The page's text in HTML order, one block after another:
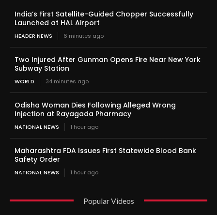
India’s First Satellite-Guided Chopper Successfully
Launched at HAL Airport
HEADER NEWS 6 minutes ago
Two Injured After Gunman Opens Fire Near New York
Subway Station
WORLD 34 minutes ago
Odisha Woman Dies Following Alleged Wrong
Injection at Rayagada Pharmacy
NATIONAL NEWS 1 hour ago
Maharashtra FDA Issues First Statewide Blood Bank
Safety Order
NATIONAL NEWS 1 hour ago
Popular Videos